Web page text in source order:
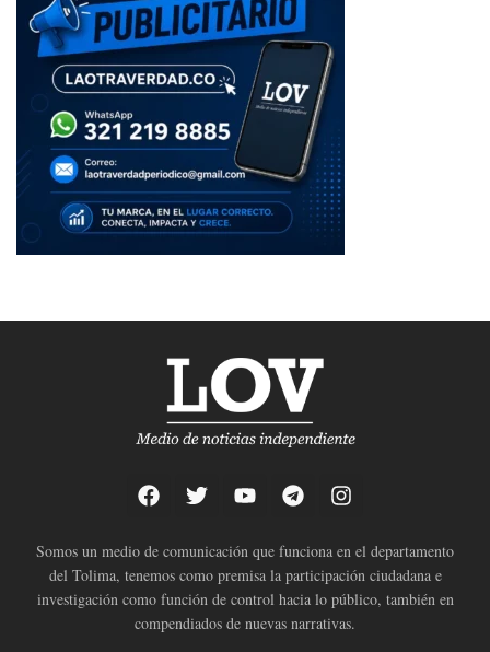
Somos un medio de comunicación que funciona en el departamento
del Tolima, tenemos como premisa la participación ciudadana e
investigación como función de control hacia lo público, también en
compendiados de nuevas narrativas.